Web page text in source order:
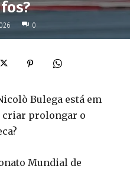
0
Bulega está em
criar prolongar o
Mundial de